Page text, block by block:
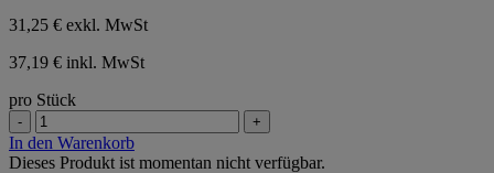
31,25 € exkl. MwSt
37,19 € inkl. MwSt
pro Stück
- +
In den Warenkorb
Dieses Produkt ist momentan nicht verfügbar.